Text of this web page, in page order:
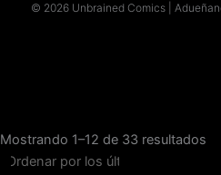
Mostrando 1–12 de 33 resultados
© 2026 Unbrained Comics |
s
u
co